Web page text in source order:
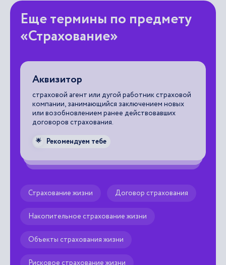
Еще термины по предмету
«Страхование»
Аквизитор
страховой агент или дугой работник страховой
компании, занимающийся заключением новых
или возобновлением ранее действовавших
договоров страхования.
🌟 Рекомендуем тебе
Страхование жизни Договор страхования
Накопительное страхование жизни
Объекты страхования жизни
Рисковое страхование жизни